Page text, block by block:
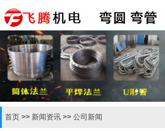
首页 >> 新闻资讯 >> 公司新闻